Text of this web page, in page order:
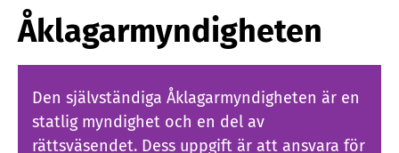
Åklagarmyndigheten
Den självständiga Åklagarmyndigheten är en
statlig myndighet och en del av
rättsväsendet. Dess uppgift är att ansvara för